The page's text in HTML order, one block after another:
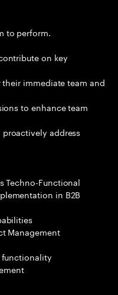
to perform.
on key
immediate team and
to enhance team
address
Techno-Functional
in B2B
Management